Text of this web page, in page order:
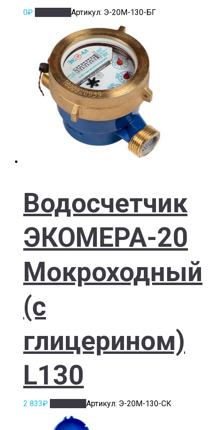
0₽ Артикул: Э-20М-130-БГ
Водосчетчик
ЭКОМЕРА-20
Мокроходный
(с
глицерином)
L130
2 833₽ Артикул: Э-20М-130-СК